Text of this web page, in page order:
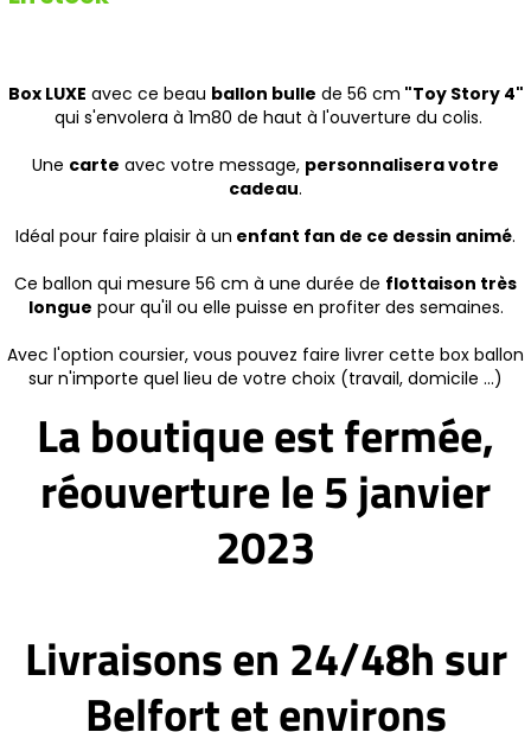
Box LUXE avec ce beau ballon bulle de 56 cm "Toy Story 4"
qui s'envolera à 1m80 de haut à l'ouverture du colis.
Une carte avec votre message, personnalisera votre
cadeau.
Idéal pour faire plaisir à un enfant fan de ce dessin animé.
Ce ballon qui mesure 56 cm à une durée de flottaison très
longue pour qu'il ou elle puisse en profiter des semaines.
Avec l'option coursier, vous pouvez faire livrer cette box ballon
sur n'importe quel lieu de votre choix (travail, domicile ...)
La boutique est fermée,
réouverture le 5 janvier
2023
Livraisons en 24/48h sur
Belfort et environs